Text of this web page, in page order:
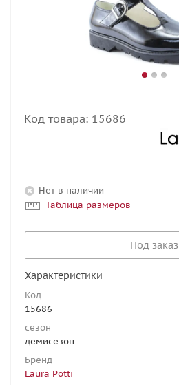
Код товара: 15686
Нет в наличии
Таблица размеров
Под заказ
Характеристики
Код
15686
сезон
демисезон
Бренд
Laura Potti